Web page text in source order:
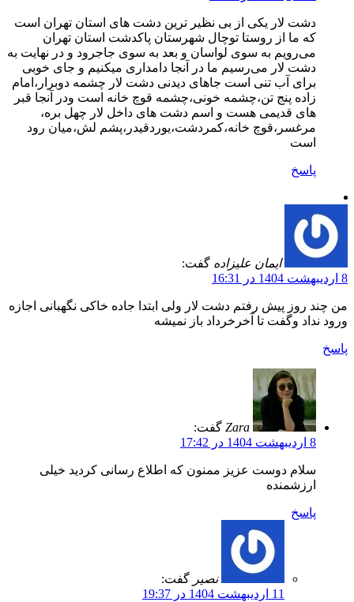
دشت لار یکی از بی نظیر ترین دشت های استان تهران است
که ما از روستا توچال شهرستان پاکدشت استان تهران
می‌رویم به سوی لواسان و بعد به سوی جاجرود و در نهایت به
دشت لار می‌رسیم ما در آنجا دامداری میکنیم و جای خوبی
برای آب تنی است جاهای دیدنی دشت لار چشمه دوبرار،امام
زاده پنج تن،چشمه خونی،چشمه قوچ خانه است ودر آنجا قبر
های قدیمی هست و اسم دشت های داخل لار چهل بره،
مرغسر،قوچ خانه،کمردشت،یوردقیدر،پشم لش،میان رود
است
پاسخ
ایمان علیزاده گفت:
8 اردیبهشت 1404 در 16:31
من چند روز پیش رفتم دشت لار ولی ابتدا جاده خاکی نگهبانی اجازه
ورود نداد وگفت تا آخرخرداد باز نمیشه
پاسخ
Zara گفت:
8 اردیبهشت 1404 در 17:42
سلام دوست عزیز ممنون که اطلاع رسانی کردید خیلی
ارزشمنده
پاسخ
نصیر گفت:
11 اردیبهشت 1404 در 19:37